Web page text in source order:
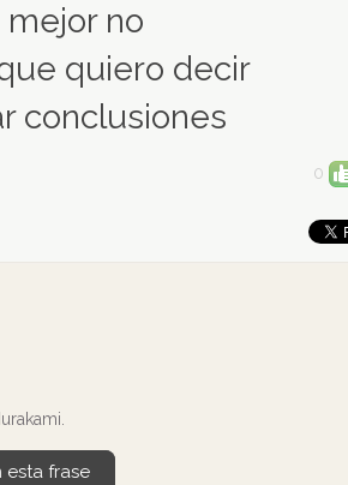
no
quiero decir
conclusiones
0
esta frase